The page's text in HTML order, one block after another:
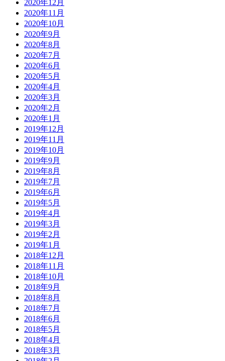
2020年12月
2020年11月
2020年10月
2020年9月
2020年8月
2020年7月
2020年6月
2020年5月
2020年4月
2020年3月
2020年2月
2020年1月
2019年12月
2019年11月
2019年10月
2019年9月
2019年8月
2019年7月
2019年6月
2019年5月
2019年4月
2019年3月
2019年2月
2019年1月
2018年12月
2018年11月
2018年10月
2018年9月
2018年8月
2018年7月
2018年6月
2018年5月
2018年4月
2018年3月